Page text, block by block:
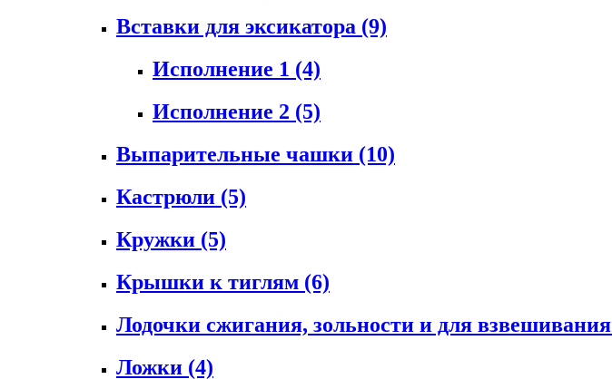
Вставки для эксикатора (9)
Исполнение 1 (4)
Исполнение 2 (5)
Выпарительные чашки (10)
Кастрюли (5)
Кружки (5)
Крышки к тиглям (6)
Лодочки сжигания, зольности и для взвешивания
Ложки (4)